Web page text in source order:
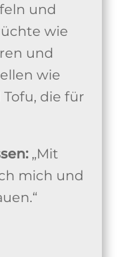
und
wie
und
wie
die für
„Mit
mich und